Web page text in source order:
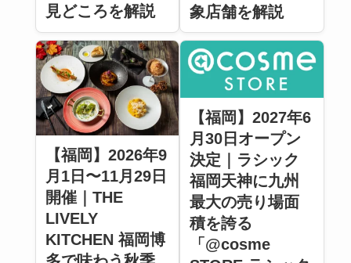
見どころを解説
象店舗を解説
【福岡】2026年9
月1日〜11月29日
開催｜THE
LIVELY
KITCHEN 福岡博
【福岡】2027年6
月30日オープン
決定｜ラシック
福岡天神に九州
最大の売り場面
積を誇る
「@cosme